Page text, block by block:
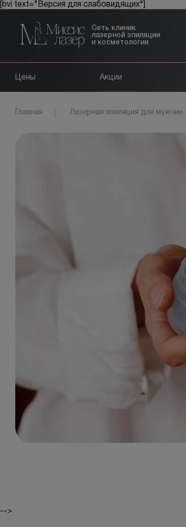
[bvi text="Версия для слабовидящих"]
Сеть клиник
лазерной эпиляции
и косметологии
Цены Акции
Главная Лазерная эпиляция для мужчин
-->